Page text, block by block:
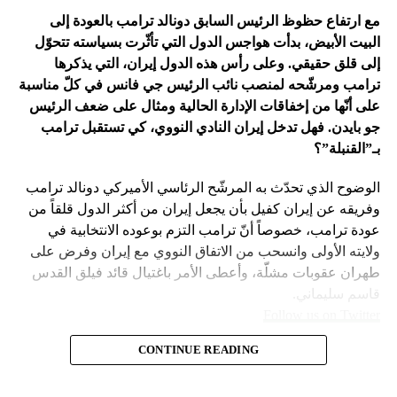
فتح باباً كبيراً على تحوّلات جذرية في السياسة الأميركية وتعاطي
إسرائيل معها، أبرزها:
– نهاية عهد منظومة حوله آمنت بإمكان الاتفاق مع إيران. وهي
امتداد لعهد باراك أوباما واتفاقه مع طهران على الملف النووي
مع ارتفاع حظوظ الرئيس السابق دونالد ترامب بالعودة إلى
البيت الأبيض، بدأت هواجس الدول التي تأثّرت بسياسته تتحوّل
إلى قلق حقيقي. وعلى رأس هذه الدول إيران، التي يذكرها
ترامب ومرشّحه لمنصب نائب الرئيس جي فانس في كلّ مناسبة
على أنّها من إخفاقات الإدارة الحالية ومثال على ضعف الرئيس
جو بايدن. فهل تدخل إيران النادي النووي، كي تستقبل ترامب
بـ”القنبلة”؟
الوضوح الذي تحدّث به المرشّح الرئاسي الأميركي دونالد ترامب
وفريقه عن إيران كفيل بأن يجعل إيران من أكثر الدول قلقاً من
عودة ترامب، خصوصاً أنّ ترامب التزم بوعوده الانتخابية في
ولايته الأولى وانسحب من الاتفاق النووي مع إيران وفرض على
طهران عقوبات مشلّة، وأعطى الأمر باغتيال قائد فيلق القدس
مع ارتفاع حظوظ الرئيس السابق
CONTINUE READING